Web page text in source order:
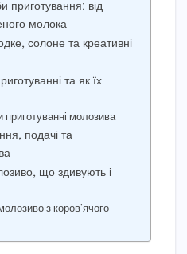
приготування: від
молока
солоне та креативні
та як їх
приготуванні молозива
подачі та
що здивують і
з коров’ячого